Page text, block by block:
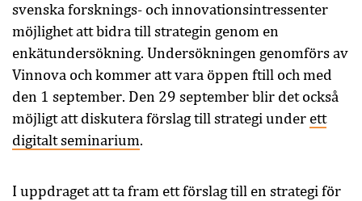
svenska forsknings- och innovationsintressenter
möjlighet att bidra till strategin genom en
enkätundersökning. Undersökningen genomförs av
Vinnova och kommer att vara öppen ftill och med
den 1 september. Den 29 september blir det också
möjligt att diskutera förslag till strategi under ett
digitalt seminarium.
I uppdraget att ta fram ett förslag till en strategi för